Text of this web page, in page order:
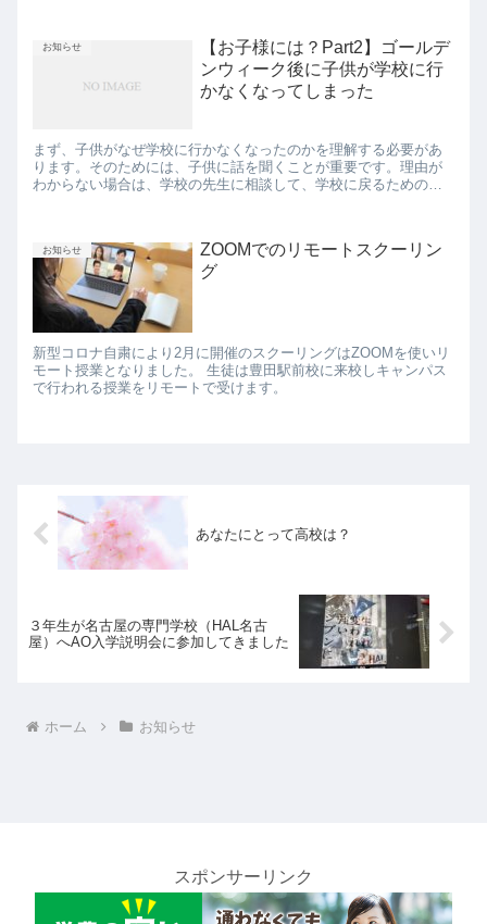
お知らせ
【お子様には？Part2】ゴールデ
ンウィーク後に子供が学校に行
かなくなってしまった
まず、子供がなぜ学校に行かなくなったのかを理解する必要があ
ります。そのためには、子供に話を聞くことが重要です。理由が
わからない場合は、学校の先生に相談して、学校に戻るためのサ
お知らせ
ZOOMでのリモートスクーリン
グ
新型コロナ自粛により2月に開催のスクーリングはZOOMを使いリ
モート授業となりました。 生徒は豊田駅前校に来校しキャンパス
で行われる授業をリモートで受けます。
あなたにとって高校は？
３年生が名古屋の専門学校（HAL名古
屋）へAO入学説明会に参加してきました
ホーム お知らせ
スポンサーリンク